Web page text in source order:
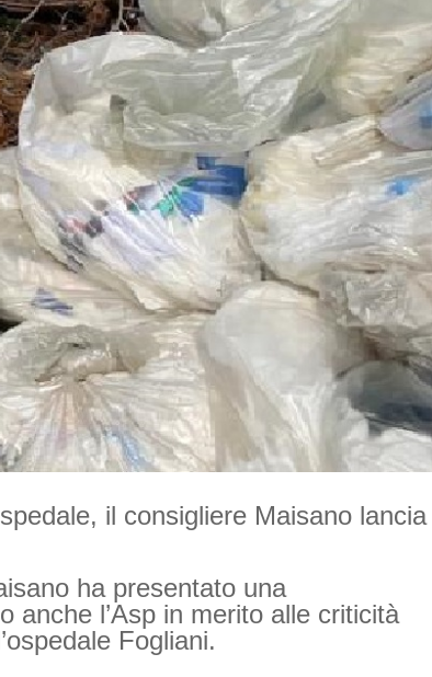
il consigliere Maisano lancia
ha presentato una
anche l’Asp in merito alle criticità
Fogliani.